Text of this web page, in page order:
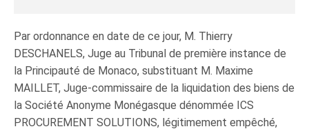
Par ordonnance en date de ce jour, M. Thierry
DESCHANELS, Juge au Tribunal de première instance de
la Principauté de Monaco, substituant M. Maxime
MAILLET, Juge‑commissaire de la liquidation des biens de
la Société Anonyme Monégasque dénommée ICS
PROCUREMENT SOLUTIONS, légitimement empêché,